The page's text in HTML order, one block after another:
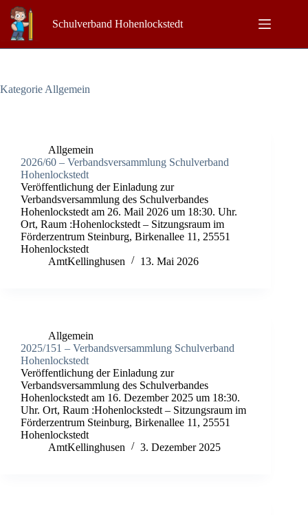
Zum
Inhalt
springen
Schulverband Hohenlockstedt
Kategorie Allgemein
Allgemein
2026/60 – Verbandsversammlung Schulverband
Hohenlockstedt
Veröffentlichung der Einladung zur
Verbandsversammlung des Schulverbandes
Hohenlockstedt am 26. Mail 2026 um 18:30. Uhr.
Ort, Raum :Hohenlockstedt – Sitzungsraum im
Förderzentrum Steinburg, Birkenallee 11, 25551
Hohenlockstedt
AmtKellinghusen
13. Mai 2026
Allgemein
2025/151 – Verbandsversammlung Schulverband
Hohenlockstedt
Veröffentlichung der Einladung zur
Verbandsversammlung des Schulverbandes
Hohenlockstedt am 16. Dezember 2025 um 18:30.
Uhr. Ort, Raum :Hohenlockstedt – Sitzungsraum im
Förderzentrum Steinburg, Birkenallee 11, 25551
Hohenlockstedt
AmtKellinghusen
3. Dezember 2025